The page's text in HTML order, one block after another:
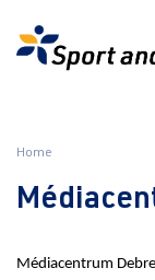
navigáció
Home
Médiacentrum